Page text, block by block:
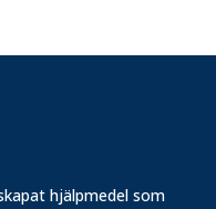
hjälpmedel som